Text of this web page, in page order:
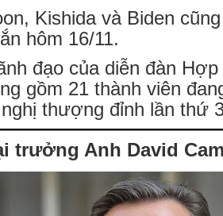
Kishida và Biden
hôm 16/11.
đạo của diễn đàn
gồm 21 thành viên
thượng đỉnh lần thứ
trưởng Anh David